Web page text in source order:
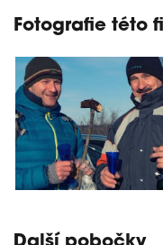
Fotografie této